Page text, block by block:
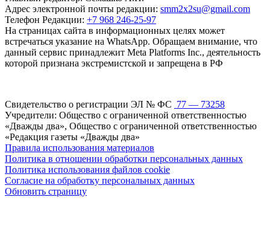
Адрес электронной почты редакции: smm2x2su@gmail.com
Телефон Редакции: +7 968 246-25-97
На страницах сайта в информационных целях может
встречаться указание на WhatsApp. Обращаем внимание, что
данный сервис принадлежит Meta Platforms Inc., деятельность
которой признана экстремистской и запрещена в РФ
Свидетельство о регистрации ЭЛ № ФС 77 — 73258
Учредители: Общество с ограниченной ответственностью
«Дважды два», Общество с ограниченной ответственностью
«Редакция газеты «Дважды два»
Правила использования материалов
Политика в отношении обработки персональных данных
Политика использования файлов cookie
Согласие на обработку персональных данных
Обновить страницу